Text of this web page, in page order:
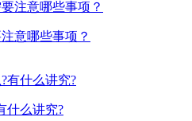
意哪些事项？
什么讲究?